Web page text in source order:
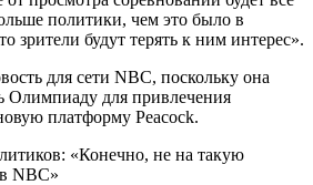
политики, чем это было в
зрители будут терять к ним интерес».
для сети NBC, поскольку она
Олимпиаду для привлечения
платформу Peacock.
«Конечно, не на такую
NBC»